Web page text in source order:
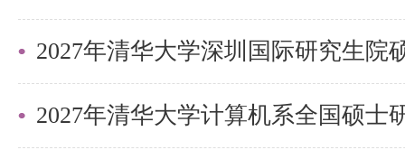
2027年清华大学深圳国际研究生院